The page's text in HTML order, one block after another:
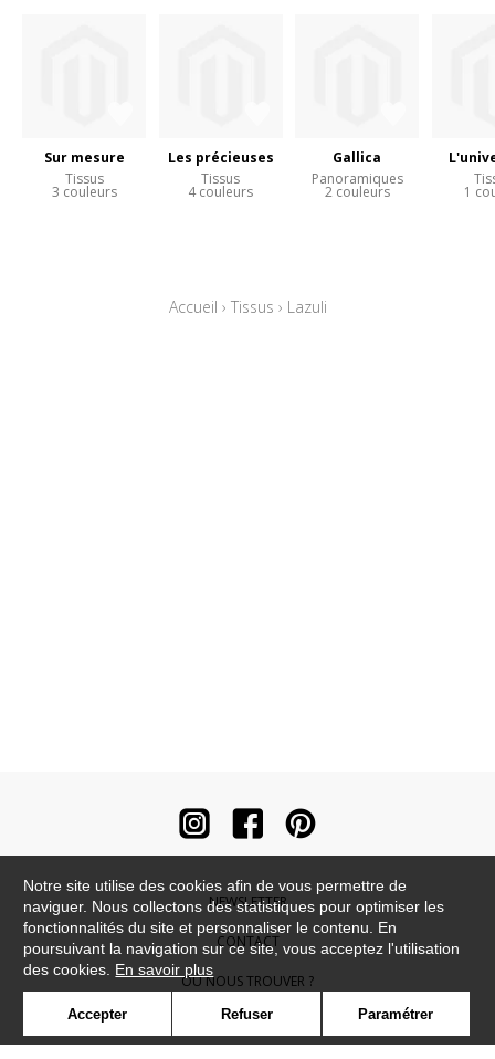
Sur mesure
Tissus
3 couleurs
Les précieuses
Tissus
4 couleurs
Gallica
Panoramiques
2 couleurs 1
Accueil › Tissus › Lazuli
NEWSLETTER
CONTACT
OÙ NOUS TROUVER ?
CONTRACT
Notre site utilise des cookies afin de vous permettre de
naviguer. Nous collectons des statistiques pour optimiser les
fonctionnalités du site et personnaliser le contenu. En
poursuivant la navigation sur ce site, vous acceptez l'utilisation
des cookies. En savoir plus
Accepter Refuser Paramétrer